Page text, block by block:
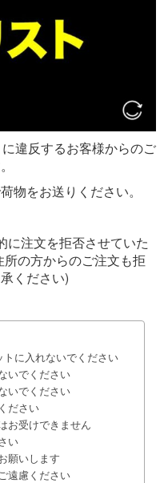
違反するお客様からのご
物をお送りください。
に注文を拒否させていた
の方からのご注文も拒
ください)
に入れないでください
いでください
いでください
ださい
お受けできません
い
願いします
遠慮ください